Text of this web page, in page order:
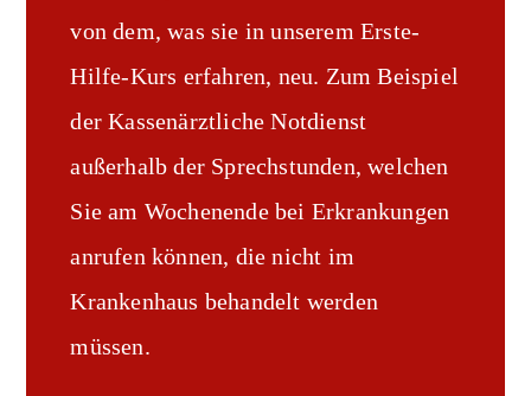
von dem, was sie in unserem Erste-
Hilfe-Kurs erfahren, neu. Zum Beispiel
der Kassenärztliche Notdienst
außerhalb der Sprechstunden, welchen
Sie am Wochenende bei Erkrankungen
anrufen können, die nicht im
Krankenhaus behandelt werden
müssen.